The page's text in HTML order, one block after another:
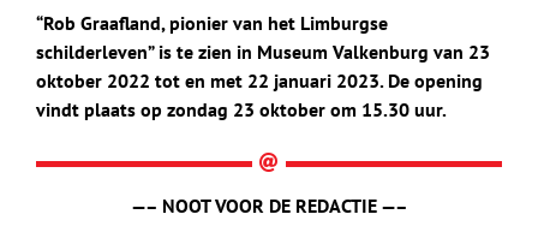
“Rob Graafland, pionier van het Limburgse
schilderleven” is te zien in Museum Valkenburg van 23
oktober 2022 tot en met 22 januari 2023. De opening
vindt plaats op zondag 23 oktober om 15.30 uur.
—– NOOT VOOR DE REDACTIE —–